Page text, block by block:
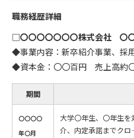
職務経歴詳細
□〇〇〇〇〇〇〇株式会社
〇
◆事業内容：新卒紹介事業、採
◆資本金：〇〇百円 売上高約
期間
〇〇〇〇
年〇月
大学〇年生、〇年生
介、内定承諾までクロ